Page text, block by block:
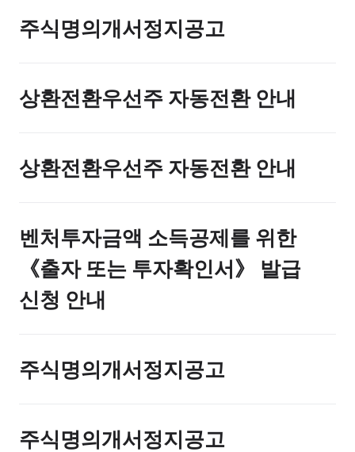
주식명의개서정지공고
상환전환우선주 자동전환 안내
상환전환우선주 자동전환 안내
벤처투자금액 소득공제를 위한
《출자 또는 투자확인서》 발급
신청 안내
주식명의개서정지공고
주식명의개서정지공고